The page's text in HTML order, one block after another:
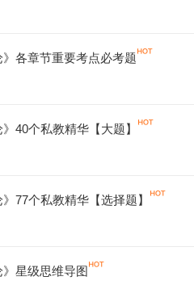
各章节重要考点必考题
40个私教精华【大题】
77个私教精华【选择题】
星级思维导图